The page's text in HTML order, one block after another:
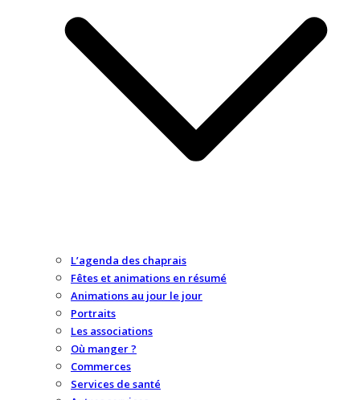
L’agenda des chaprais
Fêtes et animations en résumé
Animations au jour le jour
Portraits
Les associations
Où manger ?
Commerces
Services de santé